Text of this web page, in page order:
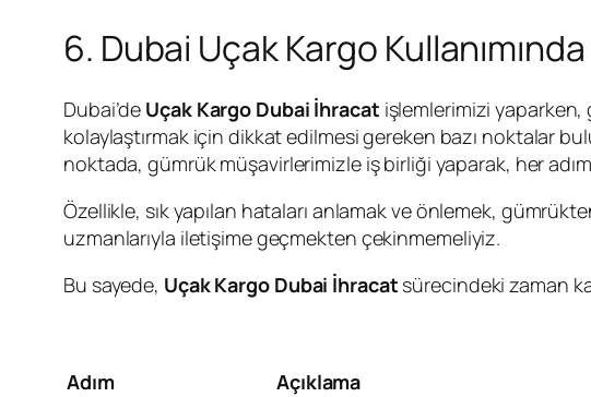
6. Dubai Uçak Kargo
Dubai’de Uçak Kargo Dubai İhracat işlemlerimizi
kolaylaştırmak için dikkat edilmesi gereken bazı noktalar
noktada, gümrük müşavirlerimizle iş birliği yaparak, her
Özellikle, sık yapılan hataları anlamak ve önlemek,
uzmanlarıyla iletişime geçmekten çekinmemeliyiz.
Bu sayede, Uçak Kargo Dubai İhracat sürecindeki zaman
Adım
Açıklama